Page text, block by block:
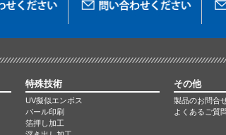
特殊技術
UV擬似エンボス
パール印刷
箔押し加工
その他
製品のお問合
よくあるご質